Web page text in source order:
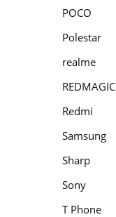
POCO
Polestar
realme
REDMAGIC
Redmi
Samsung
Sharp
Sony
T Phone